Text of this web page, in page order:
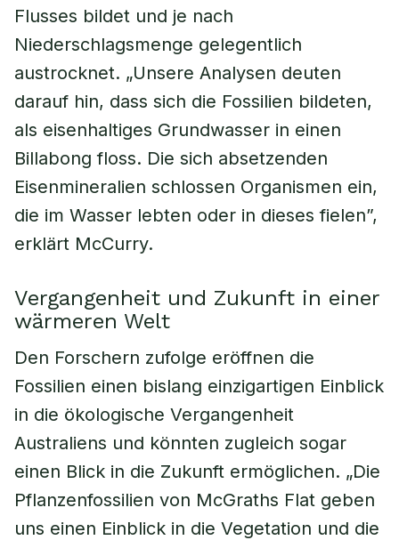
Flusses bildet und je nach
Niederschlagsmenge gelegentlich
austrocknet. „Unsere Analysen deuten
darauf hin, dass sich die Fossilien bildeten,
als eisenhaltiges Grundwasser in einen
Billabong floss. Die sich absetzenden
Eisenmineralien schlossen Organismen ein,
die im Wasser lebten oder in dieses fielen”,
erklärt McCurry.
Vergangenheit und Zukunft in einer
wärmeren Welt
Den Forschern zufolge eröffnen die
Fossilien einen bislang einzigartigen Einblick
in die ökologische Vergangenheit
Australiens und könnten zugleich sogar
einen Blick in die Zukunft ermöglichen. „Die
Pflanzenfossilien von McGraths Flat geben
uns einen Einblick in die Vegetation und die